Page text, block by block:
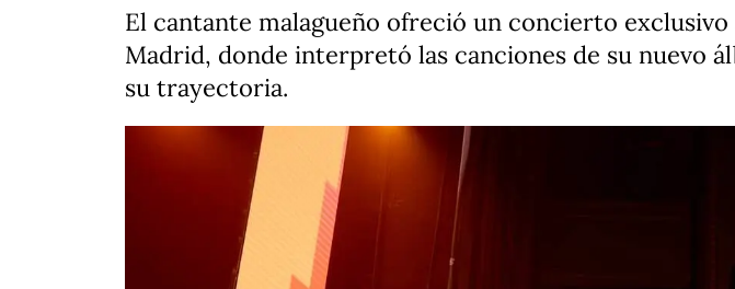
El cantante malagueño ofreció un concierto
Madrid, donde interpretó las canciones de su nuevo
su trayectoria.